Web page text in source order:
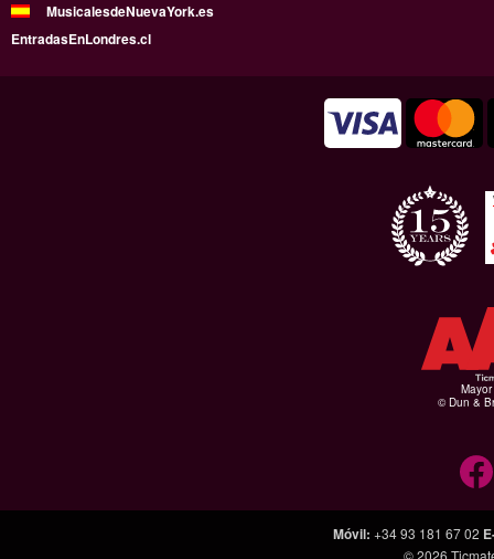
MusicalesdeNuevaYork.es
EntradasEnLondres.cl
© Dun &
Móvil: +34 93 181 67 02
© 2026